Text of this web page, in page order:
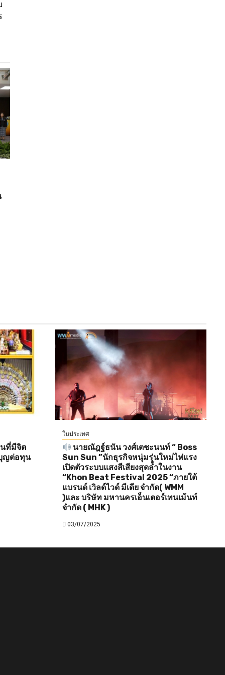
ที่มีจิต
ญต่อทุน
ในประเทศ
นายณัฎฐ์ธนัน วงศ์เตชะนนท์ “ Boss
Sun Sun ”นักธุรกิจหนุ่มรุ่นใหม่ไฟแรง
เปิดตัวระบบแสงสีเสียงสุดล้ำในงาน
“Khon Beat Festival 2025 “ภายใต้
แบรนด์ เวิลด์ไวด์ มีเดีย จำกัด( WMM
)และ บริษัท มหานครเอ็นเตอร์เทนเม้นท์
จำกัด ( MHK )
03/07/2025